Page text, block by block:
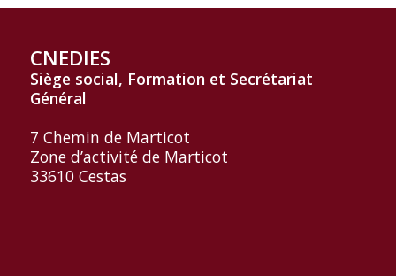
CNEDIES
Siège social, Formation et Secrétariat
Général
7 Chemin de Marticot
Zone d’activité de Marticot
33610 Cestas